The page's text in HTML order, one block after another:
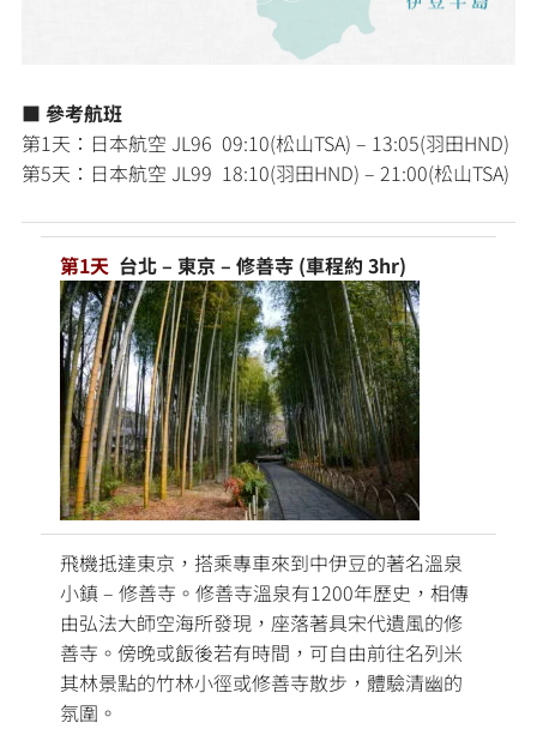
■ 參考航班
第1天：日本航空 JL96 09:10(松山TSA) – 13:05(羽田HND)
第5天：日本航空 JL99 18:10(羽田HND) – 21:00(松山TSA)
第1天 台北 – 東京 – 修善寺 (車程約 3hr)
飛機抵達東京，搭乘專車來到中伊豆的著名溫泉
小鎮 – 修善寺。修善寺溫泉有1200年歷史，相傳
由弘法大師空海所發現，座落著具宋代遺風的修
善寺。傍晚或飯後若有時間，可自由前往名列米
其林景點的竹林小徑或修善寺散步，體驗清幽的
氛圍。